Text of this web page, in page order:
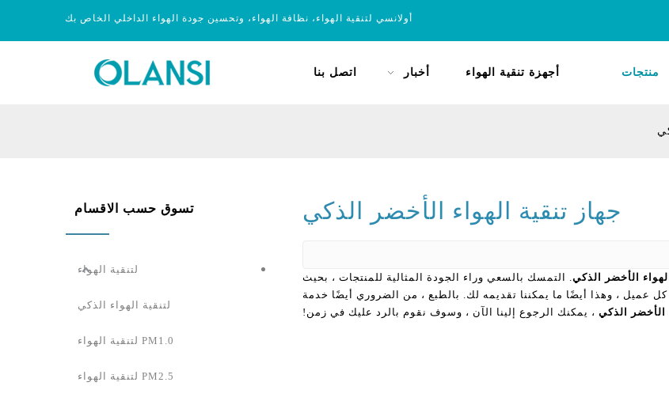
أولانسي لتنقية الهواء، نظافة الهواء، وتحسين جودة الهواء الداخلي الخاص بك
منتجات أجهزة تنقية الهواء أخبار اتصل بنا
تسوق حسب الاقسام
لتنقية الهواء
لتنقية الهواء الذكي
PM1.0 لتنقية الهواء
PM2.5 لتنقية الهواء
جهاز تنقية الهواء الأخضر الذكي
الأخضر الذكي. التمسك بالسعي وراء الجودة المثالية للمنتجات ، بحيث
كل عميل ، وهذا أيضًا ما يمكننا تقديمه لك. بالطبع ، من الضروري أيضًا خدمة
الأخضر الذكي ، يمكنك الرجوع إلينا الآن ، وسوف نقوم بالرد عليك في زمن!